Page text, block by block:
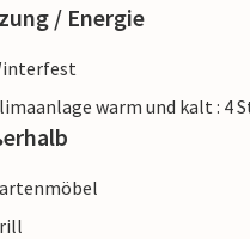
/ Energie
warm und kalt : 4